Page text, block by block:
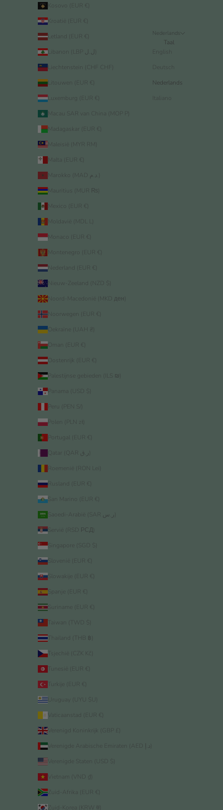
Kroatië (EUR €)
Letland (EUR €)
Liechtenstein (CHF CHF)
Litouwen (EUR €)
Luxemburg (EUR €)
Macau SAR van China (MOP P)
Madagaskar (EUR €)
Maleisië (MYR RM)
Malta (EUR €)
Mauritius (MUR ₨)
Mexico (EUR €)
Moldavië (MDL L)
Monaco (EUR €)
Montenegro (EUR €)
Nederland (EUR €)
Nieuw-Zeeland (NZD $)
Noord-Macedonië (MKD ден)
Noorwegen (EUR €)
Oekraïne (UAH ₴)
Oman (EUR €)
Oostenrijk (EUR €)
Palestijnse gebieden (ILS ₪)
Panama (USD $)
Peru (PEN S/)
Polen (PLN zł)
Portugal (EUR €)
Roemenië (RON Lei)
Rusland (EUR €)
San Marino (EUR €)
Servië (RSD РСД)
Singapore (SGD $)
Slovenië (EUR €)
Spanje (EUR €)
Suriname (EUR €)
Taiwan (TWD $)
Thailand (THB ฿)
Tsjechië (CZK Kč)
Tunesië (EUR €)
Turkije (EUR €)
Uruguay (UYU $U)
Vaticaanstad (EUR €)
Verenigd Koninkrijk (GBP £)
Verenigde Staten (USD $)
Vietnam (VND ₫)
Zuid-Afrika (EUR €)
Zuid-Korea (KRW ₩)
Nederlands
Taal
English
Deutsch
Nederlands
Italiano